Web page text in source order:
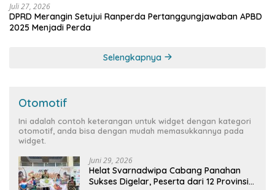
Juli 27, 2026
DPRD Merangin Setujui Ranperda Pertanggungjawaban APBD
2025 Menjadi Perda
Selengkapnya
Otomotif
Ini adalah contoh keterangan untuk widget dengan kategori
otomotif, anda bisa dengan mudah memasukkannya pada
widget.
Juni 29, 2026
Helat Svarnadwipa Cabang Panahan
Sukses Digelar, Peserta dari 12 Provinsi